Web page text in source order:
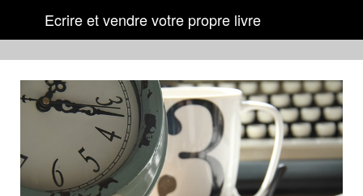
Ecrire et vendre votre propre livre